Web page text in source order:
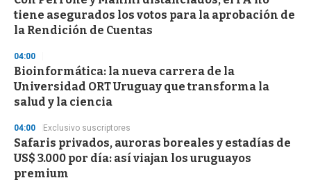
tiene asegurados los votos para la aprobación de
la Rendición de Cuentas
04:00
Bioinformática: la nueva carrera de la
Universidad ORT Uruguay que transforma la
salud y la ciencia
04:00 Exclusivo suscriptores
Safaris privados, auroras boreales y estadías de
US$ 3.000 por día: así viajan los uruguayos
premium